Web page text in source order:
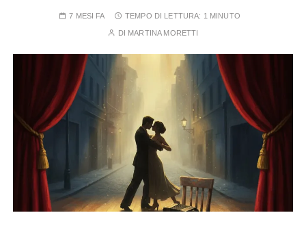
7 MESI FA TEMPO DI LETTURA: 1 MINUTO
DI MARTINA MORETTI